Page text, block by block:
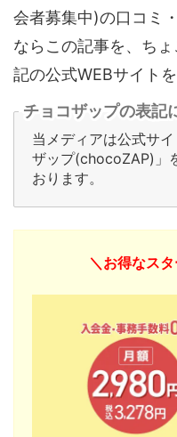
会者募集中)の口コミ
ならこの記事を、ち
記の公式WEBサイト
チョコザップの表記
当メディアは公式サ
ザップ(chocoZAP)」
おります。
＼お得なス